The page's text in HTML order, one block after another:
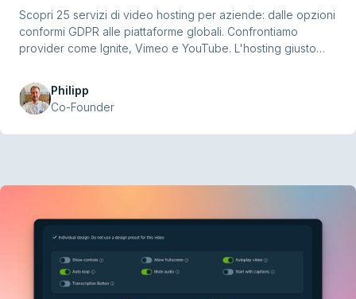
Scopri 25 servizi di video hosting per aziende: dalle opzioni
conformi GDPR alle piattaforme globali. Confrontiamo
provider come Ignite, Vimeo e YouTube. L'hosting giusto
Philipp
Co-Founder